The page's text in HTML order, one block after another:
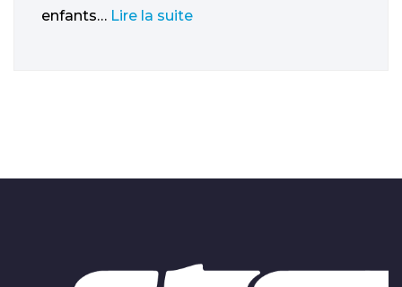
enfants… Lire la suite